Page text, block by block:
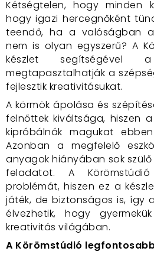
Kétségtelen, hogy minden
hogy igazi hercegnőként
teendő, ha a valóságban
nem is olyan egyszerű? A
készlet segítségével
megtapasztalhatják a
fejlesztik kreativitásukat.
A körmök ápolása és
felnőttek kiváltsága, hiszen
kipróbálnák magukat
Azonban a megfelelő
anyagok hiányában sok
feladatot. A
problémát, hiszen ez a
játék, de biztonságos is, így
élvezhetik, hogy
kreativitás világában.
A Körömstúdió